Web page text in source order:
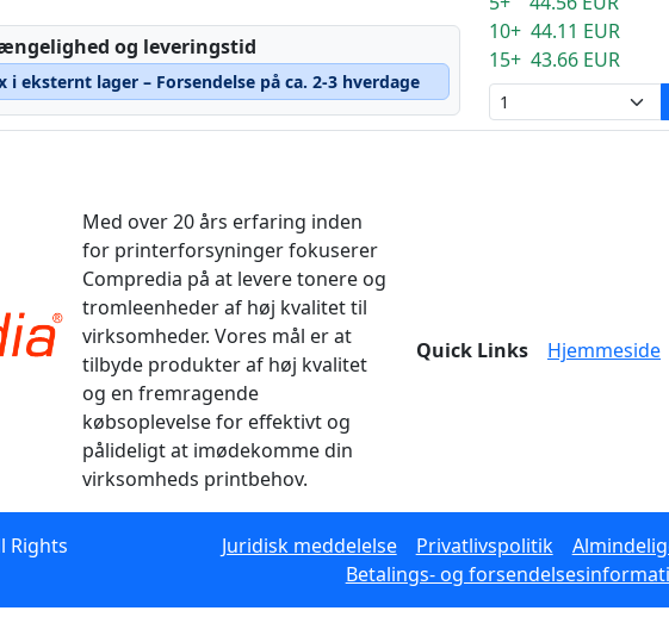
og leveringstid
i eksternt lager – Forsendelse på ca. 2-3 hverdage
10+ 44.11 EUR
15+ 43.66 EUR
Med over 20 års erfaring inden
for printerforsyninger fokuserer
Compredia på at levere tonere og
tromleenheder af høj kvalitet til
virksomheder. Vores mål er at
tilbyde produkter af høj kvalitet
og en fremragende
købsoplevelse for effektivt og
pålideligt at imødekomme din
virksomheds printbehov.
Quick Links Hjemmeside
Rights
Juridisk meddelelse Privatlivspolitik
Betalings- og